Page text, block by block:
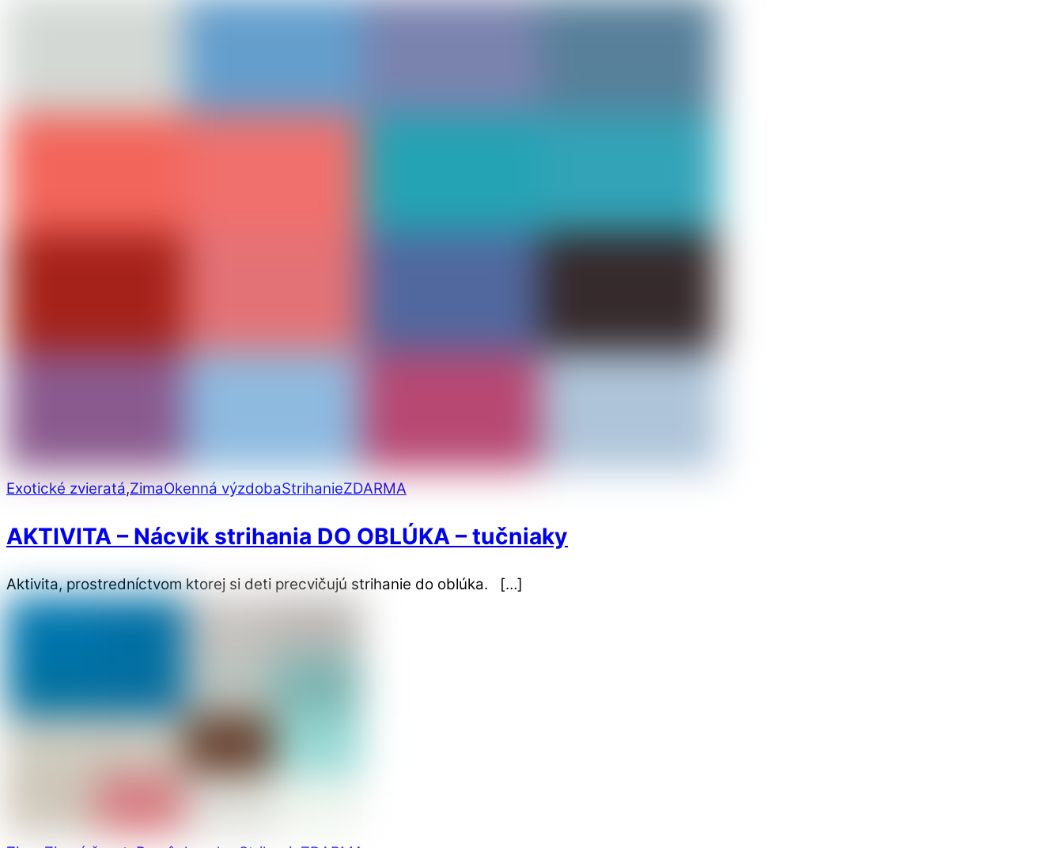
Exotické zvieratá,ZimaOkenná výzdobaStrihanieZDARMA
AKTIVITA – Nácvik strihania DO OBLÚKA – tučniaky
Aktivita, prostredníctvom ktorej si deti precvičujú strihanie do oblúka. […]